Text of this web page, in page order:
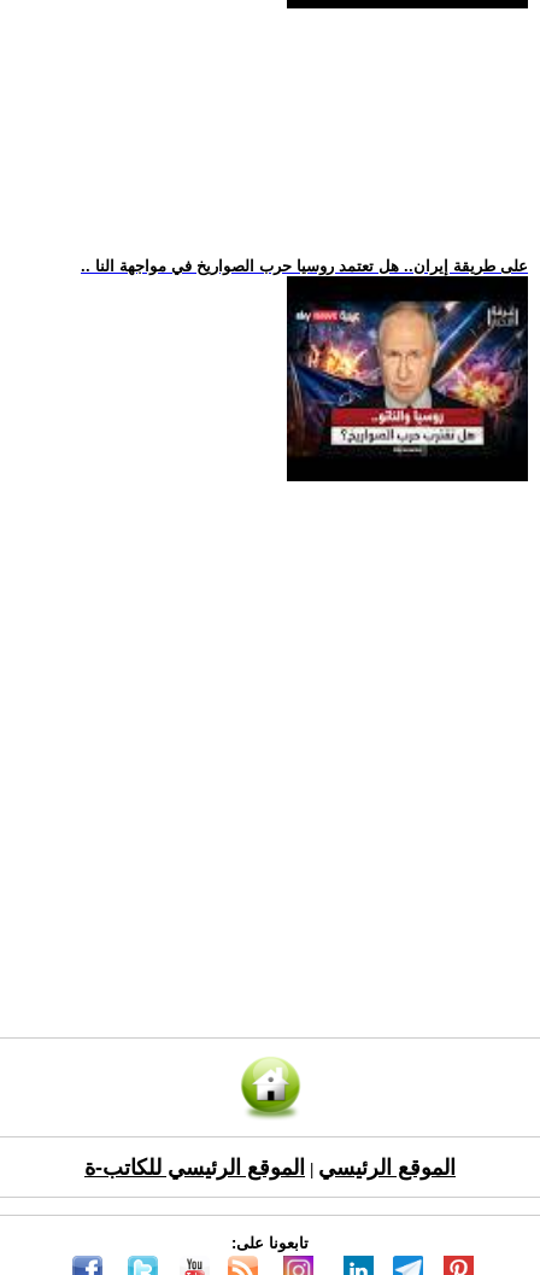
.. على طريقة إيران.. هل تعتمد روسيا حرب الصواريخ في مواجهة النا
الموقع الرئيسي الموقع الرئيسي للكاتب-ة
تابعونا على: